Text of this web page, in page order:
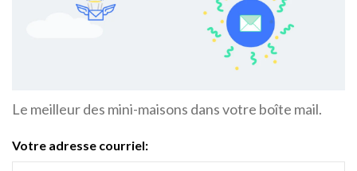
Le meilleur des mini-maisons dans votre boîte mail.
Votre adresse courriel: